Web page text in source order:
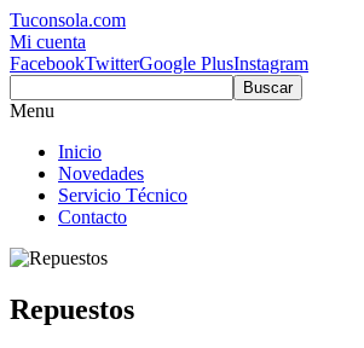
Tuconsola.com
Mi cuenta
FacebookTwitterGoogle PlusInstagram
Buscar
Menu
Inicio
Novedades
Servicio Técnico
Contacto
Repuestos